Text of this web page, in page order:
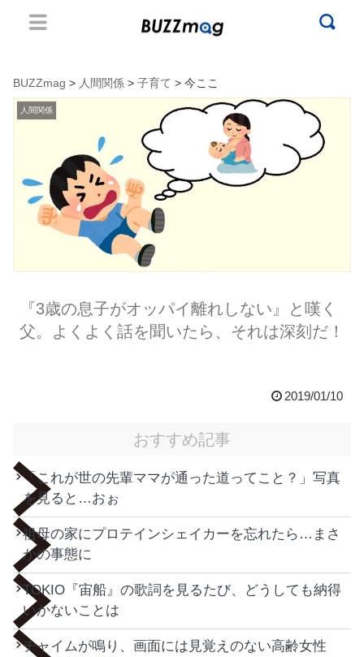
BUZZmag > 人間関係 > 子育て > 今ここ
人間関係
『3歳の息子がオッパイ離れしない』と嘆く
父。よくよく話を聞いたら、それは深刻だ！
2019/01/10
おすすめ記事
「これが世の先輩ママが通った道ってこと？」写真
を見ると…おぉ
祖母の家にプロテインシェイカーを忘れたら…まさ
かの事態に
TOKIO『宙船』の歌詞を見るたび、どうしても納得
いかないことは
チャイムが鳴り、画面には見覚えのない高齢女性